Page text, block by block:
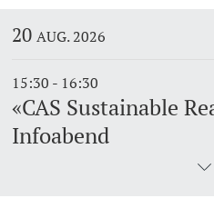
20AUG. 2026
15:30 - 16:30
«CAS Sustainable
Infoabend